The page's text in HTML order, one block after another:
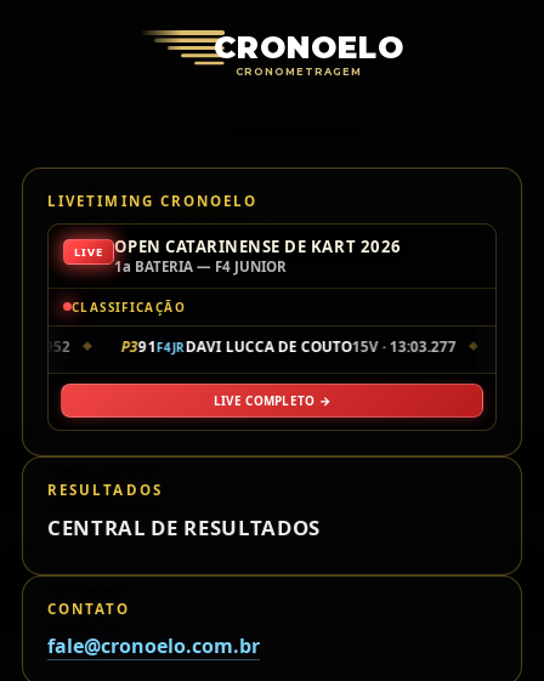
CRONOELO
CRONOMETRAGEM
LIVETIMING CRONOELO
LIVE OPEN CATARINENSE DE KART 2026
1a BATERIA — F4 JUNIOR
CLASSIFICAÇÃO
◆ P391F4JRDAVI LUCCA DE COUTO15V · 13:03.277 ◆
LIVE COMPLETO →
RESULTADOS
CENTRAL DE RESULTADOS
CONTATO
fale@cronoelo.com.br